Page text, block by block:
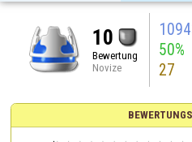
10
Bewertung
Novize
50%
27